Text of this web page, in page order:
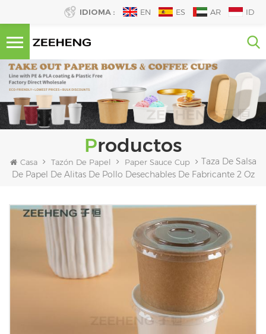
IDIOMA : EN ES AR ID
Productos
Casa Tazón De Papel Paper Sauce Cup
Taza De Salsa
De Papel De Alitas De Pollo Desechables De Fabricante 2 Oz